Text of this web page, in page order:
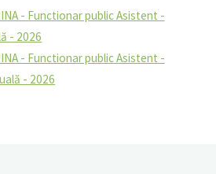
- Functionar public Asistent -
- 2026
- Functionar public Asistent -
- 2026